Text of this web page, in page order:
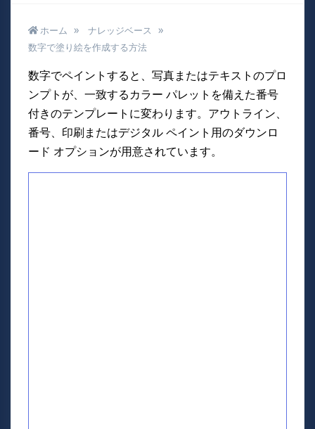
ホーム
ナレッジベース
数字で塗り絵を作成する方法
数字でペイントすると、写真またはテキストのプロ
ンプトが、一致するカラー パレットを備えた番号
付きのテンプレートに変わります。アウトライン、
番号、印刷またはデジタル ペイント用のダウンロ
ード オプションが用意されています。